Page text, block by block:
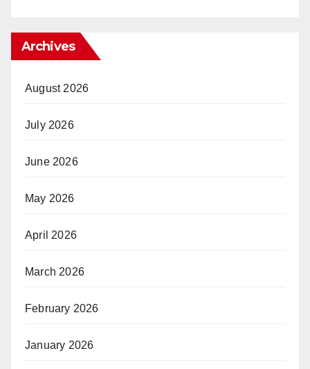
Archives
August 2026
July 2026
June 2026
May 2026
April 2026
March 2026
February 2026
January 2026